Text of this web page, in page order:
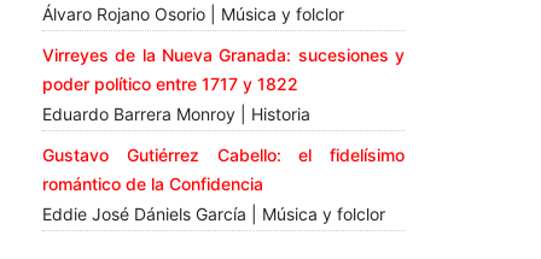
Álvaro Rojano Osorio | Música y folclor
Virreyes de la Nueva Granada: sucesiones y
poder político entre 1717 y 1822
Eduardo Barrera Monroy | Historia
Gustavo Gutiérrez Cabello: el fidelísimo
romántico de la Confidencia
Eddie José Dániels García | Música y folclor